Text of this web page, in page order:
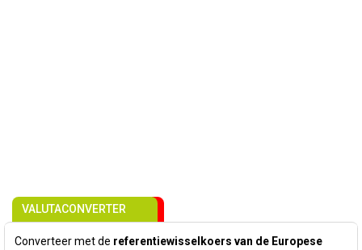
VALUTACONVERTER
Converteer met de referentiewisselkoers van de Europese